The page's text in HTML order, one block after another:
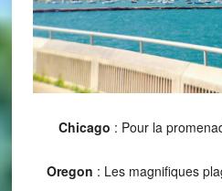
Chicago : Pour la
Oregon : Les magnifiques